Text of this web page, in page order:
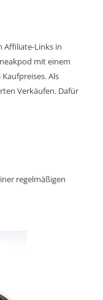
Affiliate-Links in
mit einem
Als
Verkäufen. Dafür
regelmäßigen